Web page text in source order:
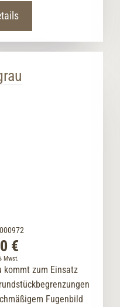
€
Mwst.
kommt zum Einsatz
Fugenbild